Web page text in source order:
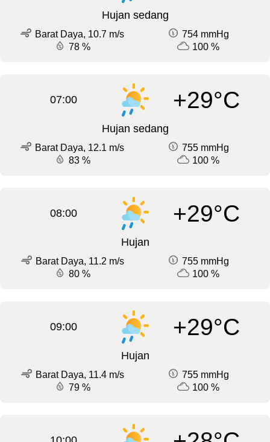
Hujan sedang
Barat Daya, 10.7 m/s
754 mmHg
78 %
100 %
07:00 +29°C
Hujan sedang
Barat Daya, 12.1 m/s
755 mmHg
83 %
100 %
08:00 +29°C
Hujan
Barat Daya, 11.2 m/s
755 mmHg
80 %
100 %
09:00 +29°C
Hujan
Barat Daya, 11.4 m/s
755 mmHg
79 %
100 %